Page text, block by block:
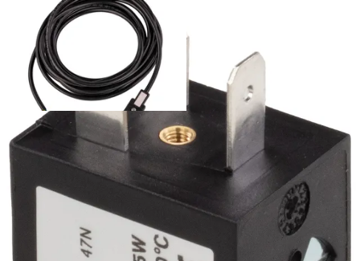
Hirschmann 22mm johtosarja led
Palvelut
Suunnitteluratkaisut
Hydrauliikkaletkut
Erikoisletkut
Kokoonpano ja räätälöinti
Päävarasto
Digitaaliset tilauskanavat